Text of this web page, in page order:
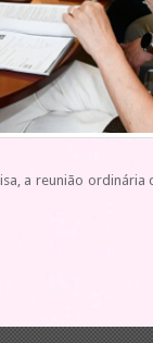
a reunião